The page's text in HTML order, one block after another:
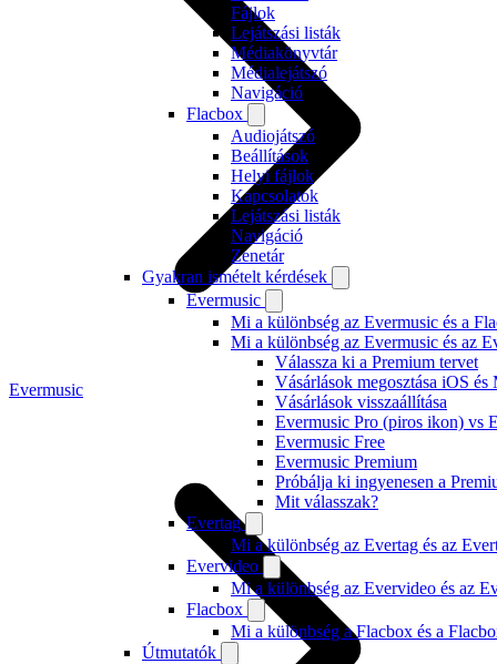
Fájlok
Lejátszási listák
Médiakönyvtár
Médialejátszó
Navigáció
Flacbox
Audiojátszó
Beállítások
Helyi fájlok
Kapcsolatok
Lejátszási listák
Navigáció
Zenetár
Gyakran ismételt kérdések
Evermusic
Mi a különbség az Evermusic és a
Mi a különbség az Evermusic és az
Válassza ki a Premium tervet
Vásárlások megosztása iOS és
Vásárlások visszaállítása
Evermusic Pro (piros ikon) vs
Evermusic Free
Evermusic Premium
Próbálja ki ingyenesen a
Mit válasszak?
Evertag
Mi a különbség az Evertag és az
Evervideo
Mi a különbség az Evervideo és az
Flacbox
Mi a különbség a Flacbox és a
Útmutatók
Evermusic